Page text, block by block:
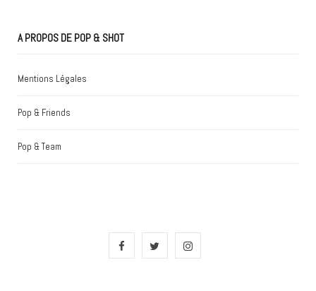
A PROPOS DE POP & SHOT
Mentions Légales
Pop & Friends
Pop & Team
F
I